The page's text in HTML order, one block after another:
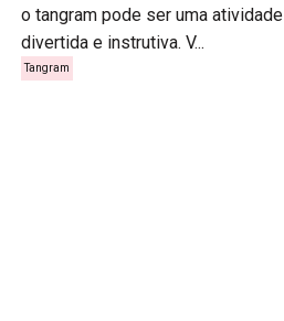
o tangram pode ser uma atividade
divertida e instrutiva. V...
Tangram